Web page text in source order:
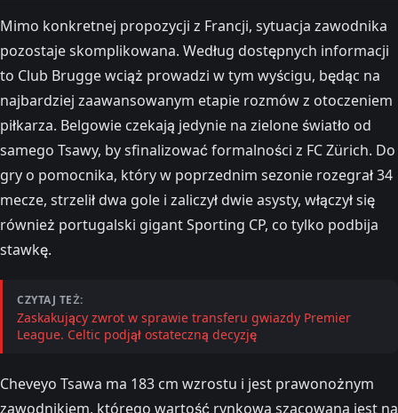
Mimo konkretnej propozycji z Francji, sytuacja zawodnika
pozostaje skomplikowana. Według dostępnych informacji
to Club Brugge wciąż prowadzi w tym wyścigu, będąc na
najbardziej zaawansowanym etapie rozmów z otoczeniem
piłkarza. Belgowie czekają jedynie na zielone światło od
samego Tsawy, by sfinalizować formalności z FC Zürich. Do
gry o pomocnika, który w poprzednim sezonie rozegrał 34
mecze, strzelił dwa gole i zaliczył dwie asysty, włączył się
również portugalski gigant Sporting CP, co tylko podbija
stawkę.
CZYTAJ TEŻ:
Zaskakujący zwrot w sprawie transferu gwiazdy Premier
League. Celtic podjął ostateczną decyzję
Cheveyo Tsawa ma 183 cm wzrostu i jest prawonożnym
zawodnikiem, którego wartość rynkowa szacowana jest na